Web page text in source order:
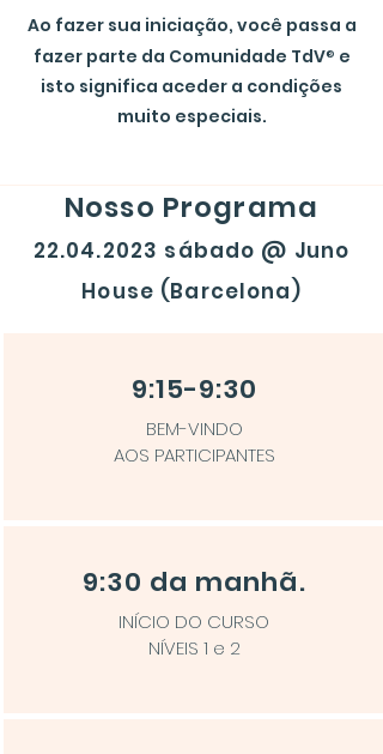
Ao fazer sua iniciação, você passa a
fazer parte da Comunidade TdV® e
isto significa aceder a condições
muito especiais.
Nosso Programa
22.04.2023 sábado @ Juno
House (Barcelona)
9:15-9:30
BEM-VINDO
AOS PARTICIPANTES
9:30 da manhã.
INÍCIO DO CURSO
NÍVEIS 1 e 2